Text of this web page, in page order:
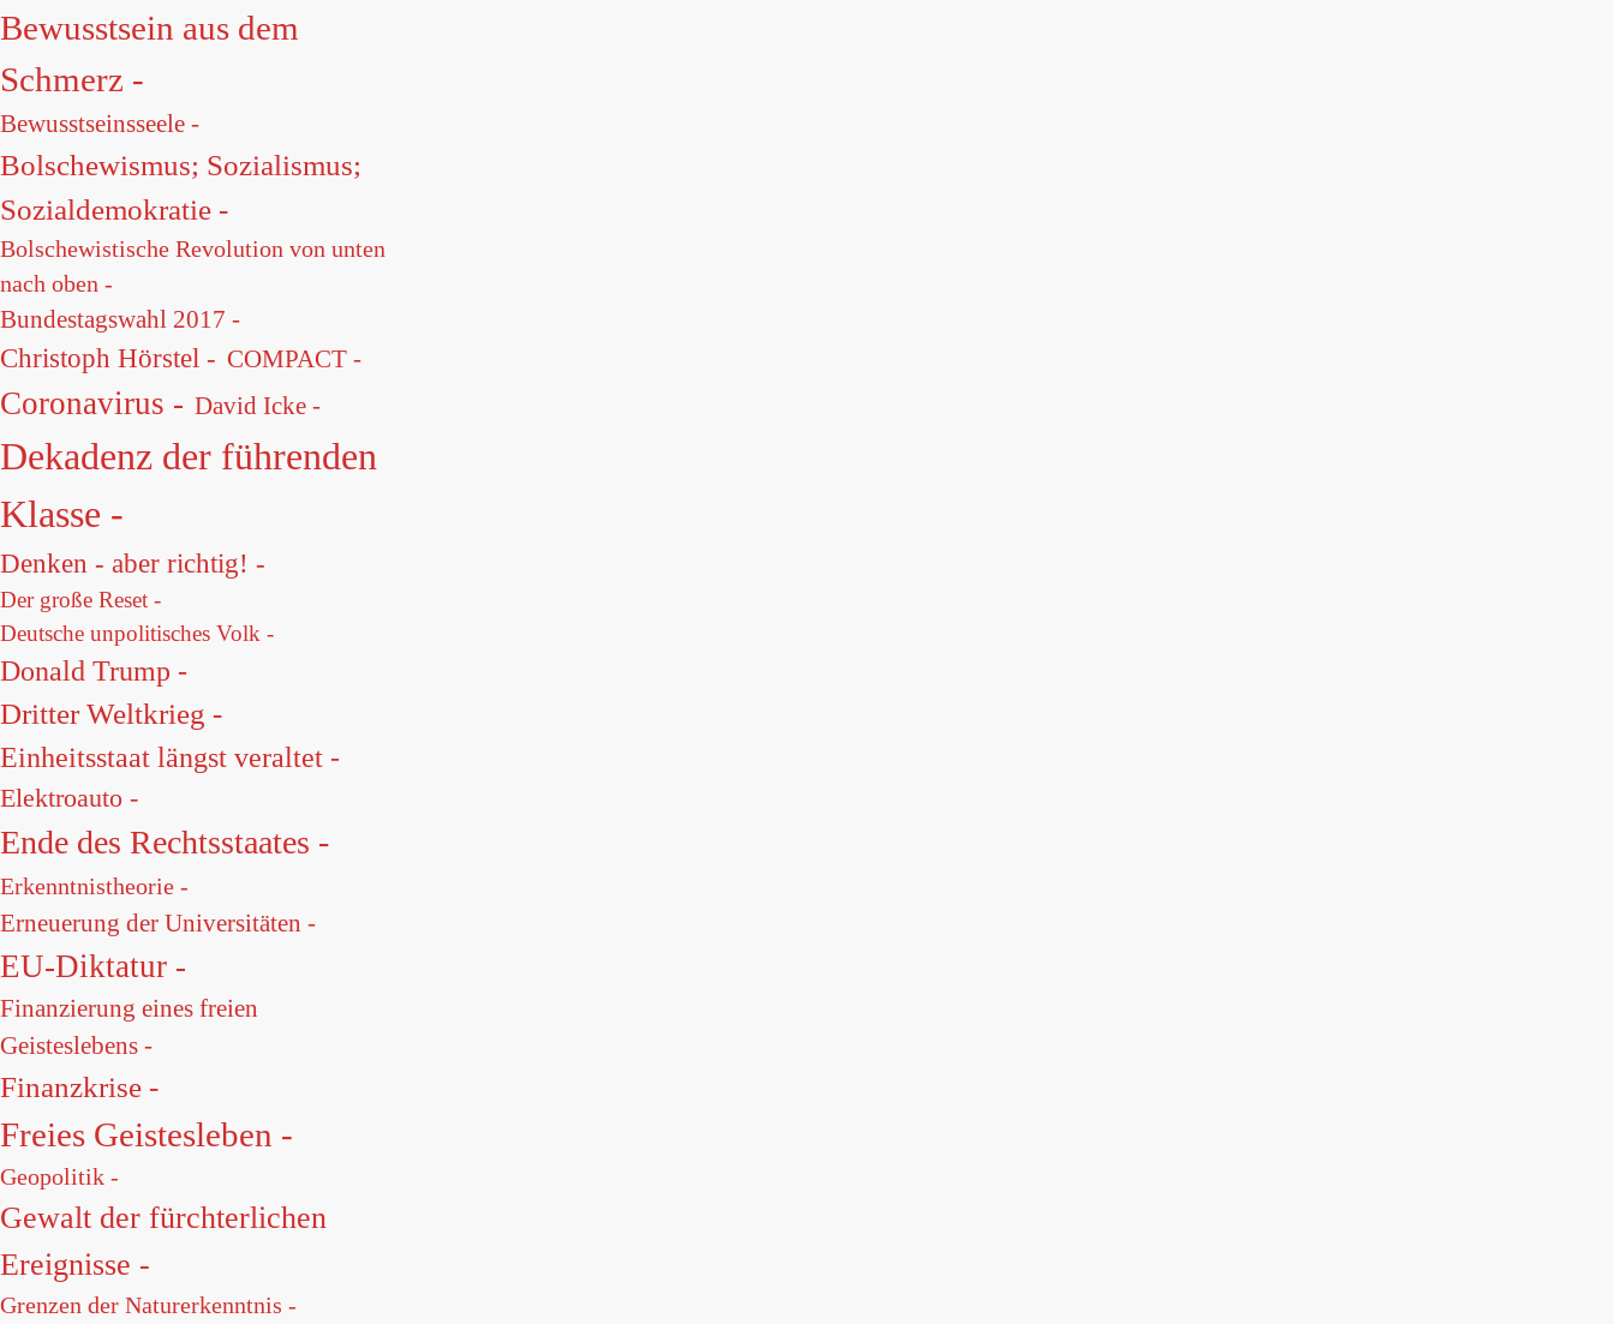
Bewusstsein aus dem
Schmerz -
Bewusstseinsseele -
Bolschewismus; Sozialismus;
Sozialdemokratie -
Bolschewistische Revolution von unten
nach oben -
Bundestagswahl 2017 -
Christoph Hörstel - COMPACT -
Coronavirus - David Icke -
Dekadenz der führenden
Klasse -
Denken - aber richtig! -
Der große Reset -
Deutsche unpolitisches Volk -
Donald Trump -
Dritter Weltkrieg -
Einheitsstaat längst veraltet -
Elektroauto -
Ende des Rechtsstaates -
Erkenntnistheorie -
Erneuerung der Universitäten -
EU-Diktatur -
Finanzierung eines freien
Geisteslebens -
Finanzkrise -
Freies Geistesleben -
Geopolitik -
Gewalt der fürchterlichen
Ereignisse -
Grenzen der Naturerkenntnis -